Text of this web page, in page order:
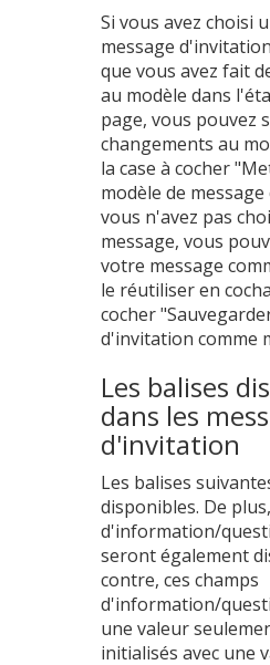
Si vous avez choisi
message
que vous avez fait
au modèle dans
page, vous pouvez
changements au
la case à cocher
modèle de
vous n'avez pas
message, vous
votre message
le réutiliser en
cocher
d'invitation comme
Les balises
dans les
d'invitation
Les balises
disponibles. De
d'information/
seront également
contre, ces champs
d'information/
une valeur
initialisés avec une